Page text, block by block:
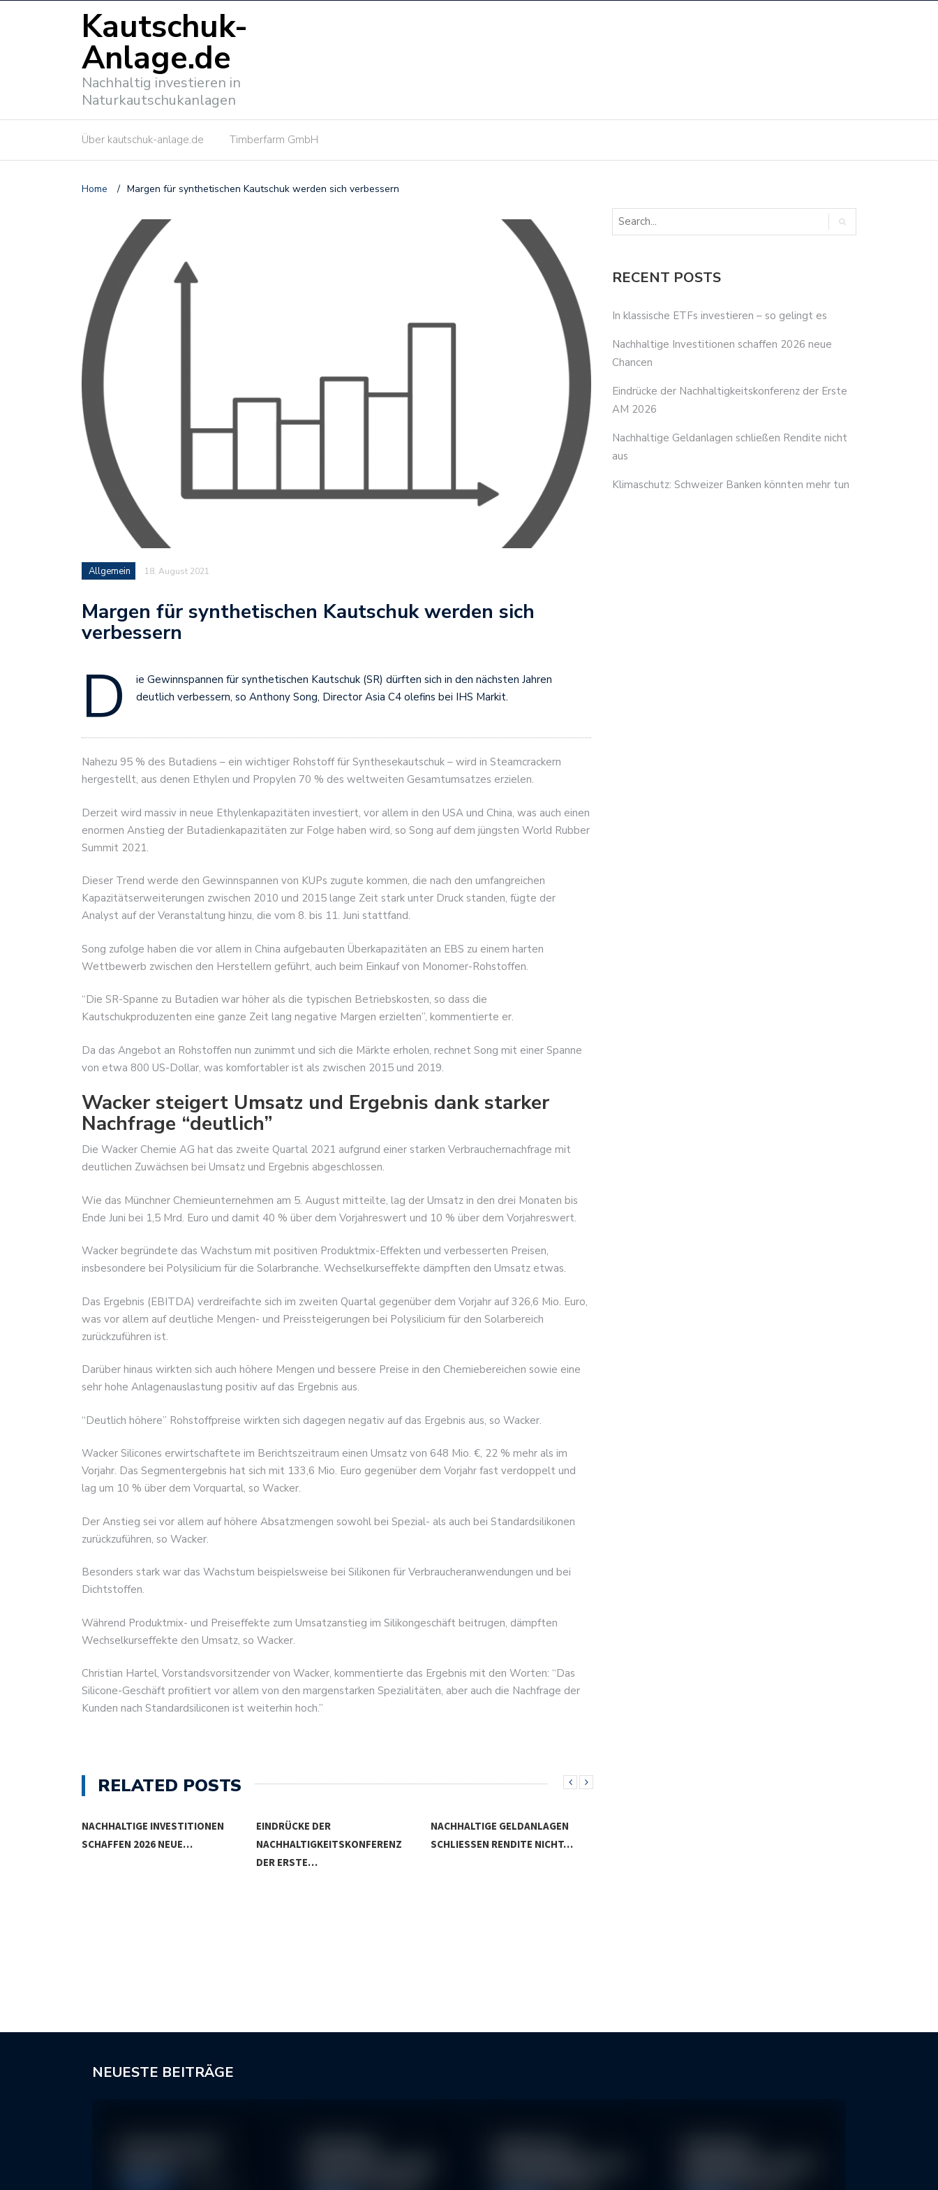
Kautschuk-
Anlage.de
Nachhaltig investieren in
Naturkautschukanlagen
Über kautschuk-anlage.de Timberfarm GmbH
Home / Margen für synthetischen Kautschuk werden sich verbessern
Allgemein 18. August 2021
Margen für synthetischen Kautschuk werden sich
verbessern
D
ie Gewinnspannen für synthetischen Kautschuk (SR) dürften sich in den nächsten Jahren
deutlich verbessern, so Anthony Song, Director Asia C4 olefins bei IHS Markit.
Nahezu 95 % des Butadiens – ein wichtiger Rohstoff für Synthesekautschuk – wird in Steamcrackern
hergestellt, aus denen Ethylen und Propylen 70 % des weltweiten Gesamtumsatzes erzielen.
Derzeit wird massiv in neue Ethylenkapazitäten investiert, vor allem in den USA und China, was auch einen
enormen Anstieg der Butadienkapazitäten zur Folge haben wird, so Song auf dem jüngsten World Rubber
Summit 2021.
Dieser Trend werde den Gewinnspannen von KUPs zugute kommen, die nach den umfangreichen
Kapazitätserweiterungen zwischen 2010 und 2015 lange Zeit stark unter Druck standen, fügte der
Analyst auf der Veranstaltung hinzu, die vom 8. bis 11. Juni stattfand.
Song zufolge haben die vor allem in China aufgebauten Überkapazitäten an EBS zu einem harten
Wettbewerb zwischen den Herstellern geführt, auch beim Einkauf von Monomer-Rohstoffen.
“Die SR-Spanne zu Butadien war höher als die typischen Betriebskosten, so dass die
Kautschukproduzenten eine ganze Zeit lang negative Margen erzielten”, kommentierte er.
Da das Angebot an Rohstoffen nun zunimmt und sich die Märkte erholen, rechnet Song mit einer Spanne
von etwa 800 US-Dollar, was komfortabler ist als zwischen 2015 und 2019.
Wacker steigert Umsatz und Ergebnis dank starker
Nachfrage “deutlich”
Die Wacker Chemie AG hat das zweite Quartal 2021 aufgrund einer starken Verbrauchernachfrage mit
deutlichen Zuwächsen bei Umsatz und Ergebnis abgeschlossen.
Wie das Münchner Chemieunternehmen am 5. August mitteilte, lag der Umsatz in den drei Monaten bis
Ende Juni bei 1,5 Mrd. Euro und damit 40 % über dem Vorjahreswert und 10 % über dem Vorjahreswert.
Wacker begründete das Wachstum mit positiven Produktmix-Effekten und verbesserten Preisen,
insbesondere bei Polysilicium für die Solarbranche. Wechselkurseffekte dämpften den Umsatz etwas.
Das Ergebnis (EBITDA) verdreifachte sich im zweiten Quartal gegenüber dem Vorjahr auf 326,6 Mio. Euro,
was vor allem auf deutliche Mengen- und Preissteigerungen bei Polysilicium für den Solarbereich
zurückzuführen ist.
Darüber hinaus wirkten sich auch höhere Mengen und bessere Preise in den Chemiebereichen sowie eine
sehr hohe Anlagenauslastung positiv auf das Ergebnis aus.
“Deutlich höhere” Rohstoffpreise wirkten sich dagegen negativ auf das Ergebnis aus, so Wacker.
Wacker Silicones erwirtschaftete im Berichtszeitraum einen Umsatz von 648 Mio. €, 22 % mehr als im
Vorjahr. Das Segmentergebnis hat sich mit 133,6 Mio. Euro gegenüber dem Vorjahr fast verdoppelt und
lag um 10 % über dem Vorquartal, so Wacker.
Der Anstieg sei vor allem auf höhere Absatzmengen sowohl bei Spezial- als auch bei Standardsilikonen
zurückzuführen, so Wacker.
Besonders stark war das Wachstum beispielsweise bei Silikonen für Verbraucheranwendungen und bei
Dichtstoffen.
Während Produktmix- und Preiseffekte zum Umsatzanstieg im Silikongeschäft beitrugen, dämpften
Wechselkurseffekte den Umsatz, so Wacker.
Christian Hartel, Vorstandsvorsitzender von Wacker, kommentierte das Ergebnis mit den Worten: “Das
Silicone-Geschäft profitiert vor allem von den margenstarken Spezialitäten, aber auch die Nachfrage der
Kunden nach Standardsiliconen ist weiterhin hoch.”
RELATED POSTS
NACHHALTIGE INVESTITIONEN
SCHAFFEN 2026 NEUE…
EINDRÜCKE DER
NACHHALTIGKEITSKONFERENZ
DER ERSTE…
NACHHALTIGE GELDANLAGEN
SCHLIESSEN RENDITE NICHT…
RECENT POSTS
In klassische ETFs investieren – so gelingt es
Nachhaltige Investitionen schaffen 2026 neue
Chancen
Eindrücke der Nachhaltigkeitskonferenz der Erste
AM 2026
Nachhaltige Geldanlagen schließen Rendite nicht
aus
Klimaschutz: Schweizer Banken könnten mehr tun
NEUESTE BEITRÄGE